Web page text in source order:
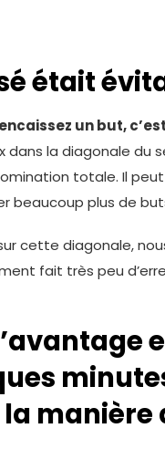
était
un but,
la diagonale du
totale. Il
beaucoup plus de
cette diagonale,
fait très peu
manière